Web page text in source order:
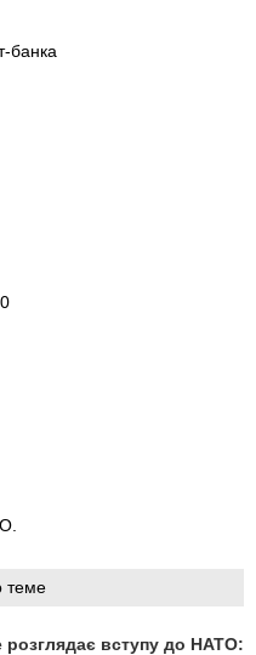
банка
теме
вступу до НАТО: